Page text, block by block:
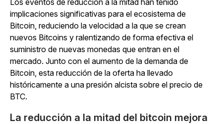
Los eventos de reducción a la mitad han tenido
implicaciones significativas para el ecosistema de
Bitcoin, reduciendo la velocidad a la que se crean
nuevos Bitcoins y ralentizando de forma efectiva el
suministro de nuevas monedas que entran en el
mercado. Junto con el aumento de la demanda de
Bitcoin, esta reducción de la oferta ha llevado
históricamente a una presión alcista sobre el precio de
BTC.
La reducción a la mitad del bitcoin mejora